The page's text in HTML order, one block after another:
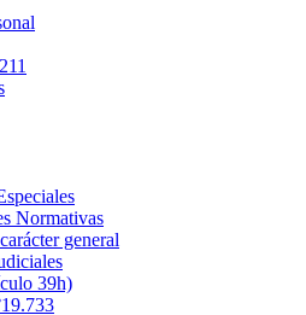
Normativas
general
39h)